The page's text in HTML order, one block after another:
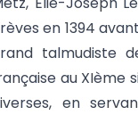
en 1394
talmudiste
au XIème
en